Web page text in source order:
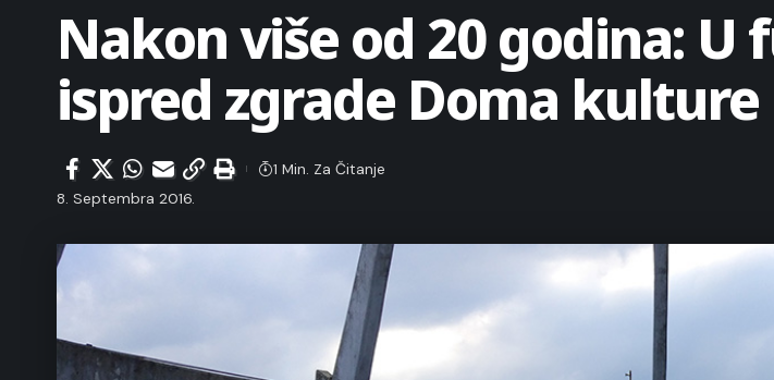
Nakon više od 20 godina:
ispred zgrade Doma kulture
8. Septembra 2016.
1 Min. Za Čitanje